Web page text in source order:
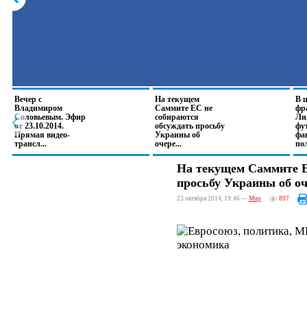
Вечер с
Владимиром
Соловьевым. Эфир
от 23.10.2014.
Прямая видео-
трансл...
На текущем
Саммите ЕС не
собираются
обсуждать просьбу
Украины об
очере...
В
На текущем Саммите
просьбу Украины об
23 октября 2014, 19:46 — Мир 897